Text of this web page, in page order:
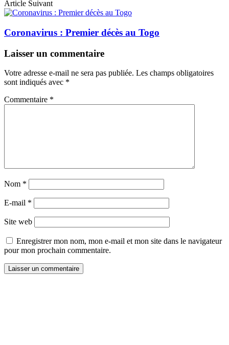
Article Suivant
Coronavirus : Premier décès au Togo
Laisser un commentaire
Votre adresse e-mail ne sera pas publiée. Les champs obligatoires
sont indiqués avec *
Commentaire *
Nom *
E-mail *
Site web
Enregistrer mon nom, mon e-mail et mon site dans le navigateur
pour mon prochain commentaire.